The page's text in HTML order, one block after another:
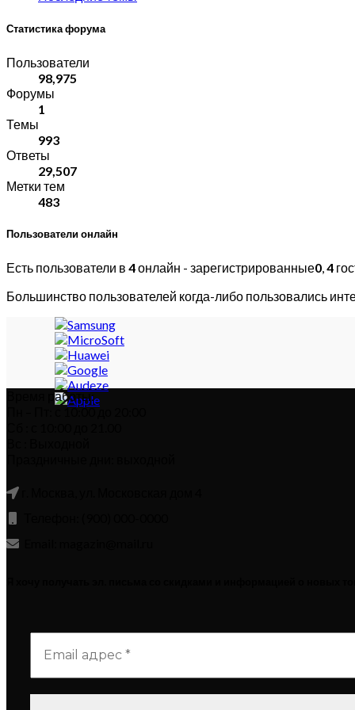
Статистика форума
Пользователи
98,975
Форумы
1
Темы
993
Ответы
29,507
Метки тем
483
Пользователи онлайн
Есть пользователи в 4онлайн - зарегистрированные0,4
Большинство пользователей когда-либо пользовались
Время работы:
Пн – Пт: с 10:00 до 20:00